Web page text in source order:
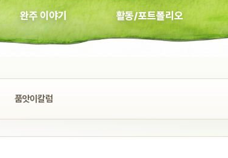
완주 이야기 활동/포트폴리오
품앗이칼럼